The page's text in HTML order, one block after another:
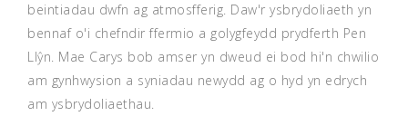
beintiadau dwfn ag atmosfferig. Daw'r ysbrydoliaeth yn
bennaf o'i chefndir ffermio a golygfeydd prydferth Pen
Llŷn. Mae Carys bob amser yn dweud ei bod hi'n chwilio
am gynhwysion a syniadau newydd ag o hyd yn edrych
am ysbrydoliaethau.